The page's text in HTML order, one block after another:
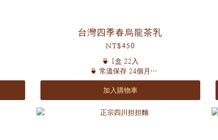
台灣四季春烏龍茶乳
NT$450
🍵 1盒 22入
🍵 常溫保存 24個月
茶湯金黃透亮
花香撲鼻 清新回甘
帶有淡雅花果香，清新不膩！
加入購物車